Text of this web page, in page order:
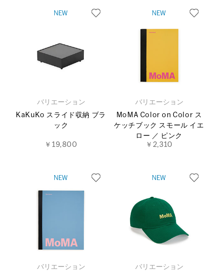
バリエーション
KaKuKo スライド収納 ブラ
ック
￥19,800
バリエーション
MoMA Color on Color ス
ケッチブック スモール イエ
ロー ／ ピンク
￥2,310
バリエーション
バリエーション